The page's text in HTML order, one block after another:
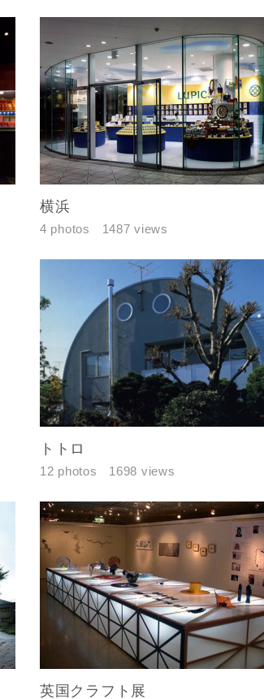
横浜
4 photos 1487 views
トトロ
12 photos 1698 views
英国クラフト展
市区町村
町名
番地、建物名
万円〜
資料請求にあたっての注意事項
プライバシーポリシー
に則って，いただいた情報を利
いただいた個人情報を，お客様が指定された専門家へ
に利用します。
ス又は利用契約に関し，お客様に発生した損害につい
上の請求原因の如何を問わず賠償の責任を負わないも
本サービスを利用することにより第三者との間で生じ
。
より、資料の送付が遅くなったり、送付できな
さい。
閉じる
閉じる
閉じる